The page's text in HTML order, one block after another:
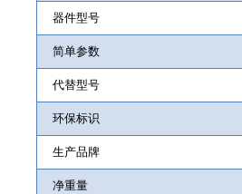
器件型号
简单参数
代替型号
环保标识
生产品牌
净重量